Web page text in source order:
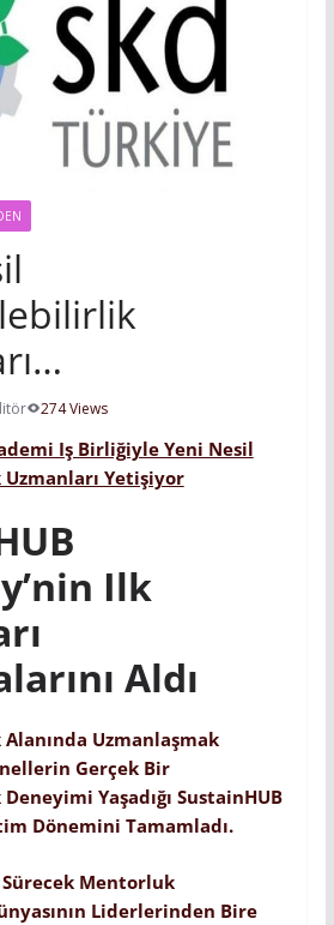
274 Views
Iş Birliğiyle Yeni Nesil
Yetişiyor
Ilk
Aldı
Uzmanlaşmak
Gerçek Bir
Yaşadığı SustainHUB
Dönemini Tamamladı.
Sürecek Mentorluk
Liderlerinden Bire